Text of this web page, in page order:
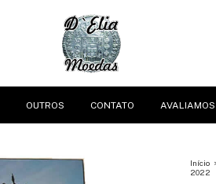
OUTROS CONTATO
Início
2022